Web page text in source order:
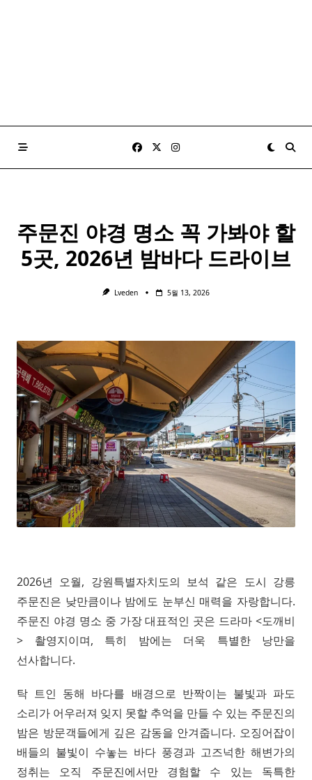
주문진 야경 명소 꼭 가봐야 할
5곳, 2026년 밤바다 드라이브
Lveden 5월 13, 2026
2026년 오월, 강원특별자치도의 보석 같은 도시 강릉
주문진은 낮만큼이나 밤에도 눈부신 매력을 자랑합니다.
주문진 야경 명소 중 가장 대표적인 곳은 드라마 <도깨비
> 촬영지이며, 특히 밤에는 더욱 특별한 낭만을
선사합니다.
탁 트인 동해 바다를 배경으로 반짝이는 불빛과 파도
소리가 어우러져 잊지 못할 추억을 만들 수 있는 주문진의
밤은 방문객들에게 깊은 감동을 안겨줍니다. 오징어잡이
배들의 불빛이 수놓는 바다 풍경과 고즈넉한 해변가의
정취는 오직 주문진에서만 경험할 수 있는 독특한